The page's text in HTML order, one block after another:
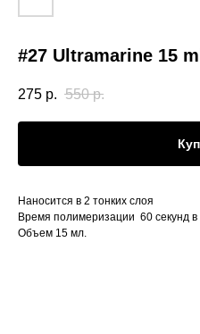
#27 Ultramarine 15 ml
275 р. 550 р.
Наносится в 2 тонких слоя
Время полимеризации 60 секунд
Объем 15 мл.